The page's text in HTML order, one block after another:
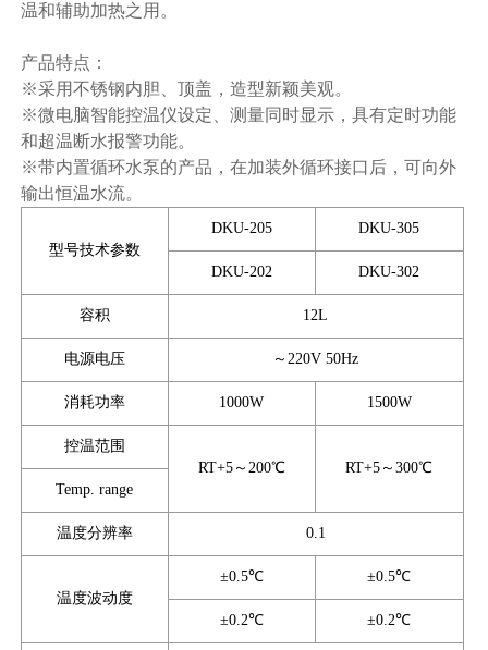
温和辅助加热之用。
产品特点：
※采用不锈钢内胆、顶盖，造型新颖美观。
※微电脑智能控温仪设定、测量同时显示，具有定时功能
和超温断水报警功能。
※带内置循环水泵的产品，在加装外循环接口后，可向外
输出恒温水流。
型号技术参数
DKU-205 DKU-305
DKU-202 DKU-302
容积 12L
电源电压 ～220V 50Hz
消耗功率 1000W 1500W
控温范围
RT+5～200℃
RT+5～300℃
Temp. range
温度分辨率 0.1
温度波动度
±0.5℃ ±0.5℃
±0.2℃ ±0.2℃